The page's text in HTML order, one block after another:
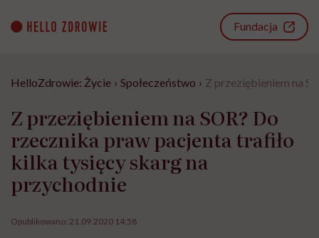
content
Fundacja
HelloZdrowie: Życie › Społeczeństwo › Z przeziębieniem na
Z przeziębieniem na SOR? Do
rzecznika praw pacjenta trafiło
kilka tysięcy skarg na
przychodnie
Opublikowano: 21.09.2020 14:58